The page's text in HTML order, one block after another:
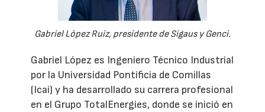
Gabriel López Ruiz, presidente de Sigaus y Genci.
Gabriel López es Ingeniero Técnico Industrial
por la Universidad Pontificia de Comillas
(Icai) y ha desarrollado su carrera profesional
en el Grupo TotalEnergies, donde se inició en